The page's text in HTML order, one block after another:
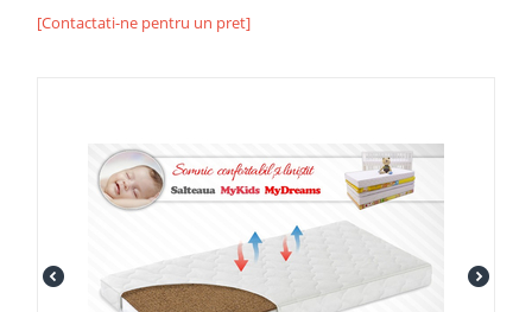
[Contactati-ne pentru un pret]